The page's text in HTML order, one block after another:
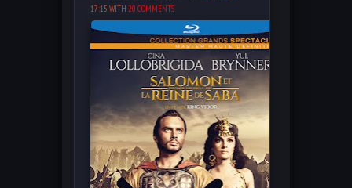
17:15 WITH 20 COMMENTS